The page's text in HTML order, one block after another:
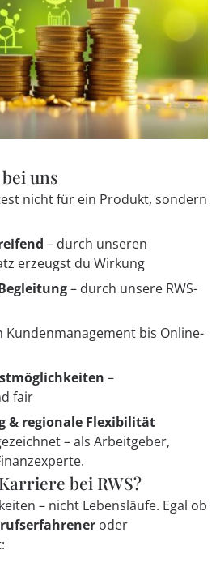
uns
nicht für ein Produkt, sondern
– durch unseren
erzeugst du Wirkung
– durch unsere RWS-
Kundenmanagement bis Online-
–
fair
& regionale Flexibilität
– als Arbeitgeber,
bei RWS?
– nicht Lebensläufe. Egal ob
oder